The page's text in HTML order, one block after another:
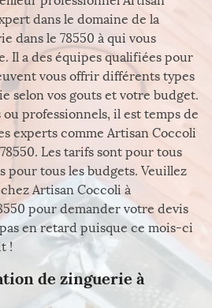
dans le domaine de la
dans le 78550 à qui vous
Il a des équipes qualifiées pour
vous offrir différents types
selon vos gouts et votre budget.
professionnels, il est temps de
experts comme Artisan Coccoli
Les tarifs sont pour tous
pour tous les budgets. Veuillez
Artisan Coccoli à
pour demander votre devis
en retard puisque ce mois-ci
!
de zinguerie à